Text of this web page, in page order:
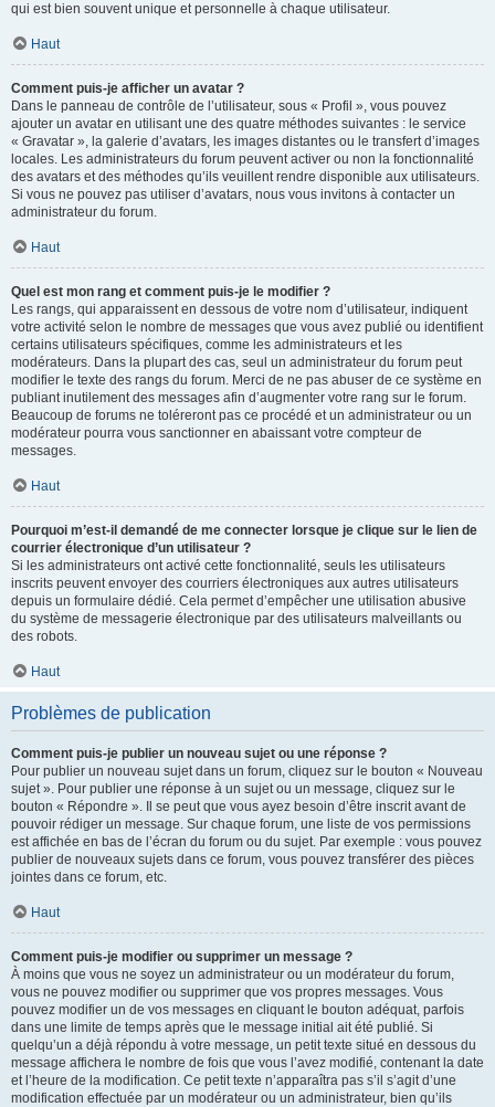
qui est bien souvent unique et personnelle à chaque utilisateur.
Haut
Comment puis-je afficher un avatar ?
Dans le panneau de contrôle de l’utilisateur, sous « Profil », vous pouvez
ajouter un avatar en utilisant une des quatre méthodes suivantes : le service
« Gravatar », la galerie d’avatars, les images distantes ou le transfert d’images
locales. Les administrateurs du forum peuvent activer ou non la fonctionnalité
des avatars et des méthodes qu’ils veuillent rendre disponible aux utilisateurs.
Si vous ne pouvez pas utiliser d’avatars, nous vous invitons à contacter un
administrateur du forum.
Haut
Quel est mon rang et comment puis-je le modifier ?
Les rangs, qui apparaissent en dessous de votre nom d’utilisateur, indiquent
votre activité selon le nombre de messages que vous avez publié ou identifient
certains utilisateurs spécifiques, comme les administrateurs et les
modérateurs. Dans la plupart des cas, seul un administrateur du forum peut
modifier le texte des rangs du forum. Merci de ne pas abuser de ce système en
publiant inutilement des messages afin d’augmenter votre rang sur le forum.
Beaucoup de forums ne toléreront pas ce procédé et un administrateur ou un
modérateur pourra vous sanctionner en abaissant votre compteur de
messages.
Haut
Pourquoi m’est-il demandé de me connecter lorsque je clique sur le lien de
courrier électronique d’un utilisateur ?
Si les administrateurs ont activé cette fonctionnalité, seuls les utilisateurs
inscrits peuvent envoyer des courriers électroniques aux autres utilisateurs
depuis un formulaire dédié. Cela permet d’empêcher une utilisation abusive
du système de messagerie électronique par des utilisateurs malveillants ou
des robots.
Haut
Problèmes de publication
Comment puis-je publier un nouveau sujet ou une réponse ?
Pour publier un nouveau sujet dans un forum, cliquez sur le bouton « Nouveau
sujet ». Pour publier une réponse à un sujet ou un message, cliquez sur le
bouton « Répondre ». Il se peut que vous ayez besoin d’être inscrit avant de
pouvoir rédiger un message. Sur chaque forum, une liste de vos permissions
est affichée en bas de l’écran du forum ou du sujet. Par exemple : vous pouvez
publier de nouveaux sujets dans ce forum, vous pouvez transférer des pièces
jointes dans ce forum, etc.
Haut
Comment puis-je modifier ou supprimer un message ?
À moins que vous ne soyez un administrateur ou un modérateur du forum,
vous ne pouvez modifier ou supprimer que vos propres messages. Vous
pouvez modifier un de vos messages en cliquant le bouton adéquat, parfois
dans une limite de temps après que le message initial ait été publié. Si
quelqu’un a déjà répondu à votre message, un petit texte situé en dessous du
message affichera le nombre de fois que vous l’avez modifié, contenant la date
et l’heure de la modification. Ce petit texte n’apparaîtra pas s’il s’agit d’une
modification effectuée par un modérateur ou un administrateur, bien qu’ils